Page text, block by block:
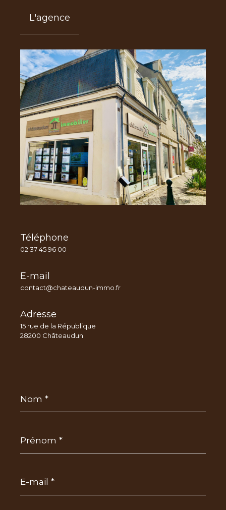
L'agence
Téléphone
02 37 45 96 00
E-mail
contact@chateaudun-immo.fr
Adresse
15 rue de la République
28200 Châteaudun
*
*
mail
*